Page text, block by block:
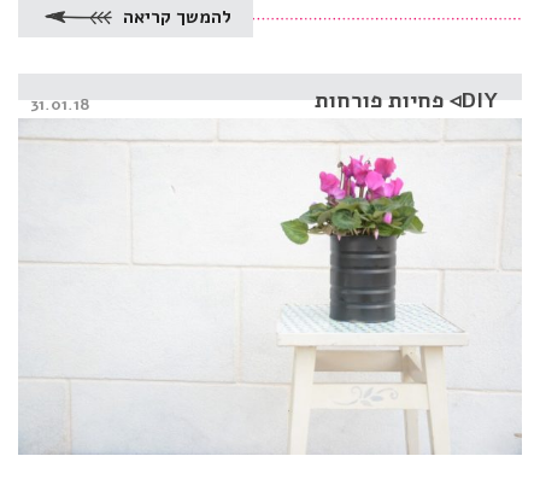
להמשך קריאה
DIY◃ פחיות פורחות Posted
on
31.01.18